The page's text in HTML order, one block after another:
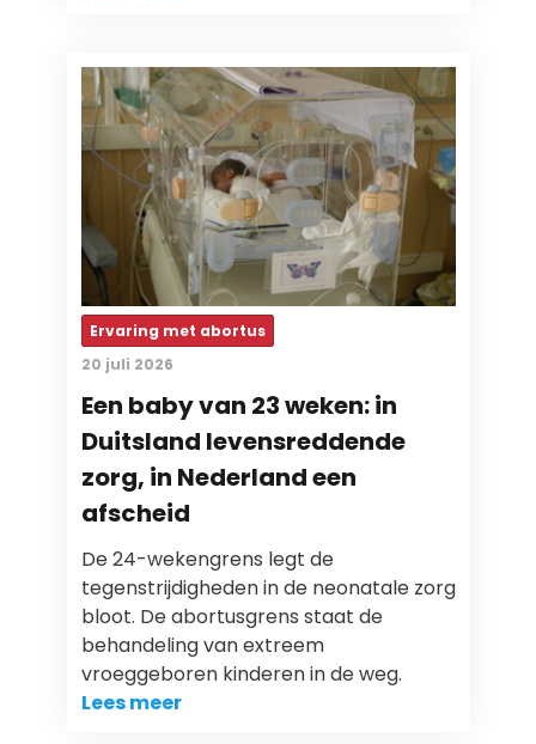
Ervaring met abortus
20 juli 2026
Een baby van 23 weken: in
Duitsland levensreddende
zorg, in Nederland een
afscheid
De 24-wekengrens legt de
tegenstrijdigheden in de neonatale zorg
bloot. De abortusgrens staat de
behandeling van extreem
vroeggeboren kinderen in de weg.
Lees meer